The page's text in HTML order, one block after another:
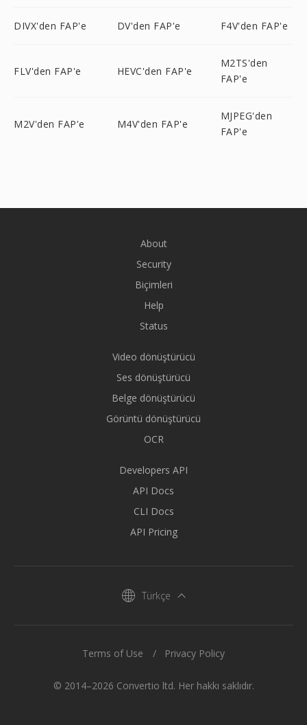
DIVX'den FAP'e DV'den FAP'e F4V'den FAP'e
FLV'den FAP'e HEVC'den FAP'e
M2TS'den
FAP'e
M2V'den FAP'e M4V'den FAP'e
MJPEG'den
FAP'e
About
Security
Biçimleri
Help
Status
Video dönüştürücü
Ses dönüştürücü
Belge dönüştürücü
Görüntü dönüştürücü
OCR
Developers API
API Docs
CLI Docs
API Pricing
Türkçe
© 2014–2026 Convertio ltd. Her hakkı saklıdır.
Terms of Use Privacy Policy